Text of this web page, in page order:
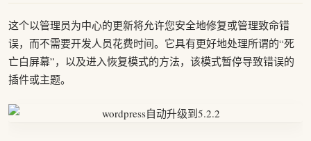
这个以管理员为中心的更新将允许您安全地修复或管理致命错
误，而不需要开发人员花费时间。它具有更好地处理所谓的“死
亡白屏幕”，以及进入恢复模式的方法，该模式暂停导致错误的
插件或主题。